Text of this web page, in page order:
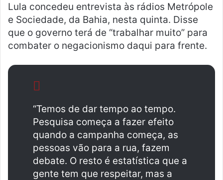
Lula concedeu entrevista às rádios Metrópole
e Sociedade, da Bahia, nesta quinta. Disse
que o governo terá de “trabalhar muito” para
combater o negacionismo daqui para frente.
“Temos de dar tempo ao tempo.
Pesquisa começa a fazer efeito
quando a campanha começa, as
pessoas vão para a rua, fazem
debate. O resto é estatística que a
gente tem que respeitar, mas a